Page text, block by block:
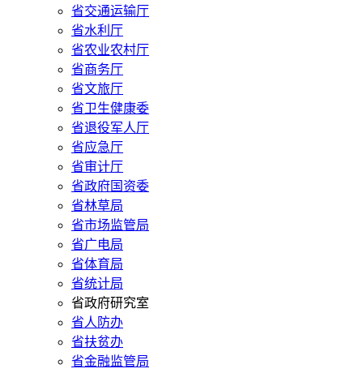
省交通运输厅
省水利厅
省农业农村厅
省商务厅
省文旅厅
省卫生健康委
省退役军人厅
省应急厅
省审计厅
省政府国资委
省林草局
省市场监管局
省广电局
省体育局
省统计局
省政府研究室
省人防办
省扶贫办
省金融监管局